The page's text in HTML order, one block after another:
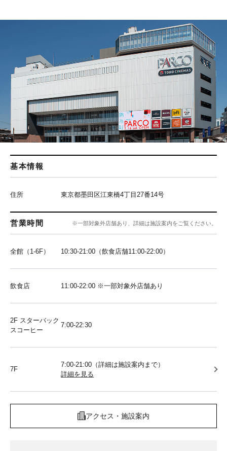
基本情報
住所 東京都墨田区江東橋4丁目27番14号
営業時間 ※一部対象外店舗あり、詳細は施設案内をご覧ください。
全館（1-6F） 10:30-21:00（飲食店舗11:00-22:00）
飲食店 11:00-22:00 ※一部対象外店舗あり
2F スターバック
スコーヒー
7:00-22:30
7F
7:00-21:00（詳細は施設案内まで）
詳細を見る
アクセス・施設案内